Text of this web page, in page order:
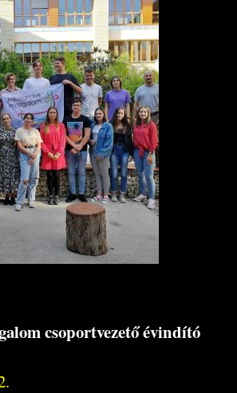
csoportvezető évindító